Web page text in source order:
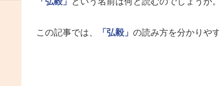
この記事では、 「弘毅」 の読み方を分かりや